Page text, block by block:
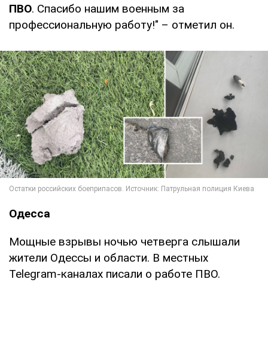
ПВО. Спасибо нашим военным за
профессиональную работу!" – отметил он.
Одесса
Мощные взрывы ночью четверга слышали
жители Одессы и области. В местных
Telegram-каналах писали о работе ПВО.